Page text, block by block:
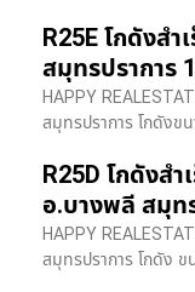
R25E โกดังส
สมุทรปราการ
HAPPY
สมุทรปราการ โกดังข
R25D โกดังส
อ.บางพลี สมุท
HAPPY
สมุทรปราการ โกดัง ข